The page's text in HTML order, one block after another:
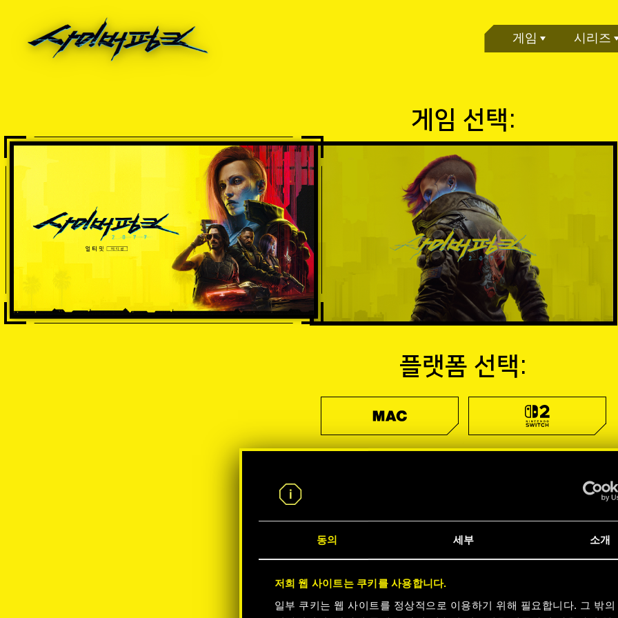
동의 세부 소개
저희 웹 사이트는 쿠키를 사용합니다.
일부 쿠키는 웹 사이트를 정상적으로 이용하기 위해 필요합니다. 그 밖의
게임 시리즈
게임 선택:
플랫폼 선택: